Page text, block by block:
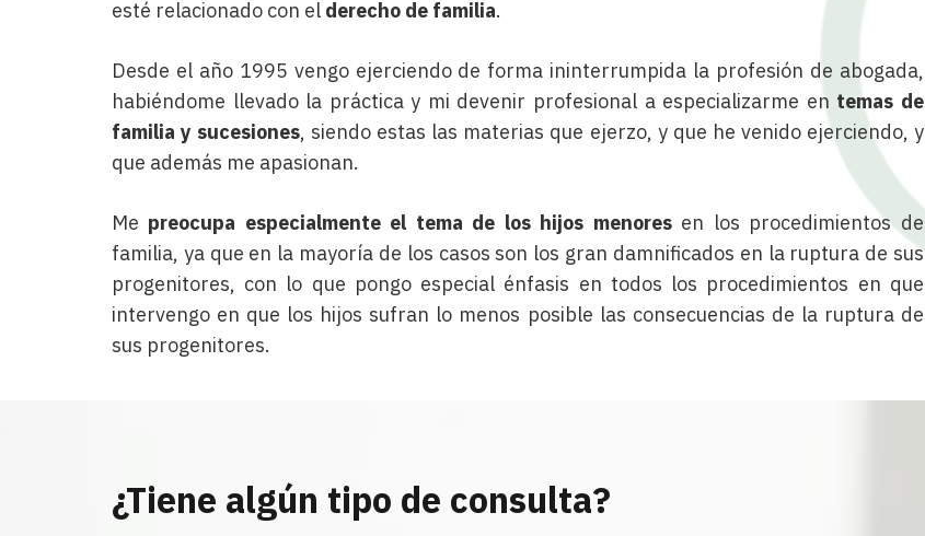
esté relacionado con el derecho de familia.
Desde el año 1995 vengo ejerciendo de forma ininterrumpida la profesión de abogada,
habiéndome llevado la práctica y mi devenir profesional a especializarme en temas de
familia y sucesiones, siendo estas las materias que ejerzo, y que he venido ejerciendo, y
que además me apasionan.
Me preocupa especialmente el tema de los hijos menores en los procedimientos de
familia, ya que en la mayoría de los casos son los gran damnificados en la ruptura de sus
progenitores, con lo que pongo especial énfasis en todos los procedimientos en que
intervengo en que los hijos sufran lo menos posible las consecuencias de la ruptura de
sus progenitores.
¿Tiene algún tipo de consulta?